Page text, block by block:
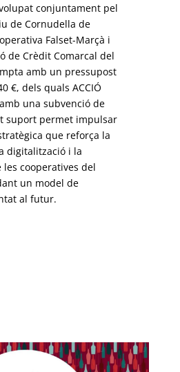
conjuntament pel
de Cornudella de
Falset-Marçà i
de Crèdit Comarcal del
amb un pressupost
€, dels quals ACCIÓ
una subvenció de
suport permet impulsar
que reforça la
digitalització i la
cooperatives del
un model de
al futur.